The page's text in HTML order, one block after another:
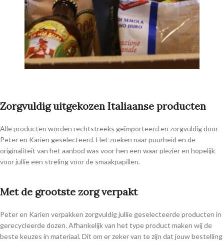
Zorgvuldig uitgekozen Italiaanse producten
Alle producten worden rechtstreeks geïmporteerd en zorgvuldig door
Peter en Karien geselecteerd. Het zoeken naar puurheid en de
originaliteit van het aanbod was voor hen een waar plezier en hopelijk
voor jullie een streling voor de smaakpapillen.
Met de grootste zorg verpakt
Peter en Karien verpakken zorgvuldig jullie geselecteerde producten in
gerecycleerde dozen. Afhankelijk van het type product maken wij de
beste keuzes in materiaal. Dit om er zeker van te zijn dat jouw bestelling